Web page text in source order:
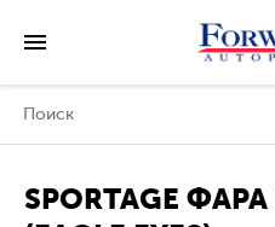
SPORTAGE